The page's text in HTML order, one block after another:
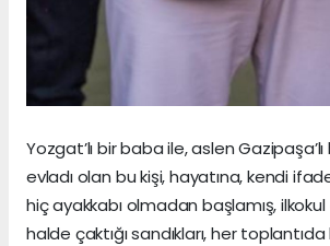
Yozgat’lı bir baba ile, aslen
evladı olan bu kişi, hayatına, kendi
hiç ayakkabı olmadan başlamış,
halde çaktığı sandıkları, her